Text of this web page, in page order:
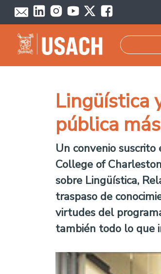
Pasar al contenido principal
Lingüística
pública
Un convenio
College of
sobre Lingüística,
traspaso de
virtudes del
también todo lo que